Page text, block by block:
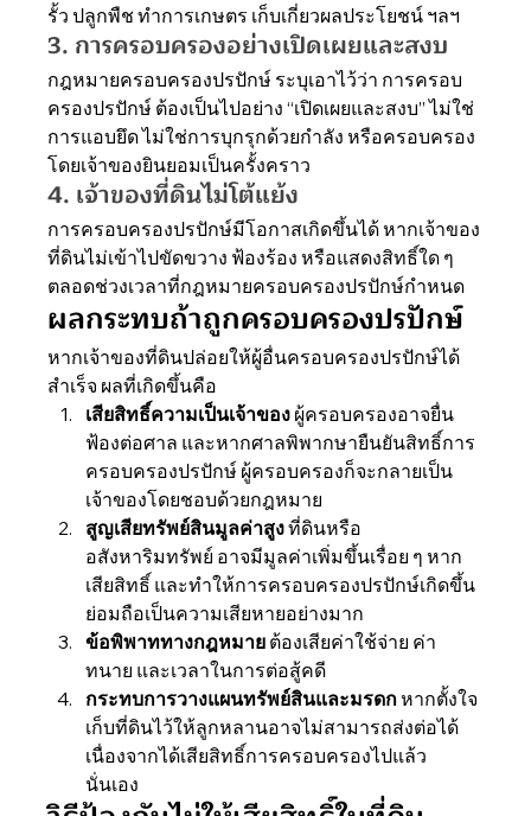
รั้ว ปลูกพืช ทำการเกษตร เก็บเกี่ยวผลประโยชน์ ฯลฯ
3. การครอบครองอย่างเปิดเผยและสงบ
กฎหมายครอบครองปรปักษ์ ระบุเอาไว้ว่า การครอบ
ครองปรปักษ์ ต้องเป็นไปอย่าง “เปิดเผยและสงบ” ไม่ใช่
การแอบยึด ไม่ใช่การบุกรุกด้วยกำลัง หรือครอบครอง
โดยเจ้าของยินยอมเป็นครั้งคราว
4. เจ้าของที่ดินไม่โต้แย้ง
การครอบครองปรปักษ์มีโอกาสเกิดขึ้นได้ หากเจ้าของ
ที่ดินไม่เข้าไปขัดขวาง ฟ้องร้อง หรือแสดงสิทธิ์ใด ๆ
ตลอดช่วงเวลาที่กฎหมายครอบครองปรปักษ์กำหนด
ผลกระทบถ้าถูกครอบครองปรปักษ์
หากเจ้าของที่ดินปล่อยให้ผู้อื่นครอบครองปรปักษ์ได้
สำเร็จ ผลที่เกิดขึ้นคือ
เสียสิทธิ์ความเป็นเจ้าของ ผู้ครอบครองอาจยื่น
ฟ้องต่อศาล และหากศาลพิพากษายืนยันสิทธิ์การ
ครอบครองปรปักษ์ ผู้ครอบครองก็จะกลายเป็น
เจ้าของโดยชอบด้วยกฎหมาย
สูญเสียทรัพย์สินมูลค่าสูง ที่ดินหรือ
อสังหาริมทรัพย์ อาจมีมูลค่าเพิ่มขึ้นเรื่อย ๆ หาก
เสียสิทธิ์ และทำให้การครอบครองปรปักษ์เกิดขึ้น
ย่อมถือเป็นความเสียหายอย่างมาก
ข้อพิพาททางกฎหมาย ต้องเสียค่าใช้จ่าย ค่า
ทนาย และเวลาในการต่อสู้คดี
กระทบการวางแผนทรัพย์สินและมรดก หากตั้งใจ
เก็บที่ดินไว้ให้ลูกหลานอาจไม่สามารถส่งต่อได้
เนื่องจากได้เสียสิทธิ์การครอบครองไปแล้ว
นั่นเอง